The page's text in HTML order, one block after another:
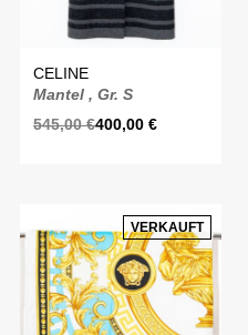
CELINE
Mantel , Gr. S
545,00€400,00€
VERKAUFT